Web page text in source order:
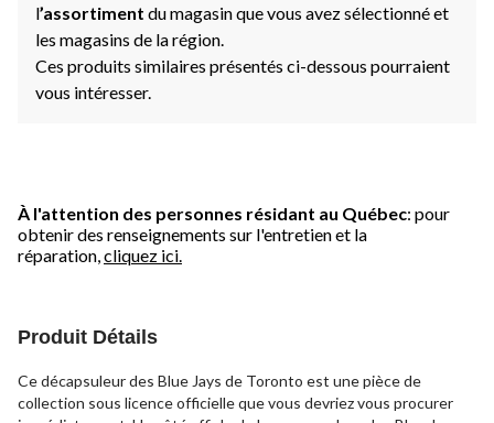
l’assortiment du magasin que vous avez sélectionné et
les magasins de la région.
Ces produits similaires présentés ci-dessous pourraient
vous intéresser.
À l'attention des personnes résidant au Québec: pour
obtenir des renseignements sur l'entretien et la
réparation, cliquez ici.
Produit Détails
Ce décapsuleur des Blue Jays de Toronto est une pièce de
collection sous licence officielle que vous devriez vous procurer